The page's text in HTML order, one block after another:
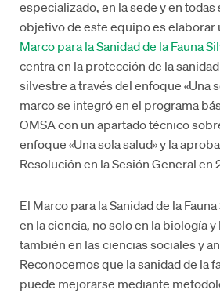
especializado, en la sede y en todas
objetivo de este equipo es elaborar
Marco para la Sanidad de la Fauna
centra en la protección de la
silvestre a través del enfoque «Una
marco se integró en el programa
OMSA con un apartado técnico
enfoque «Una sola salud» y la
Resolución en la Sesión General en
El Marco para la Sanidad de la
en la ciencia, no solo en la biología
también en las ciencias sociales y
Reconocemos que la sanidad de la
puede mejorarse mediante